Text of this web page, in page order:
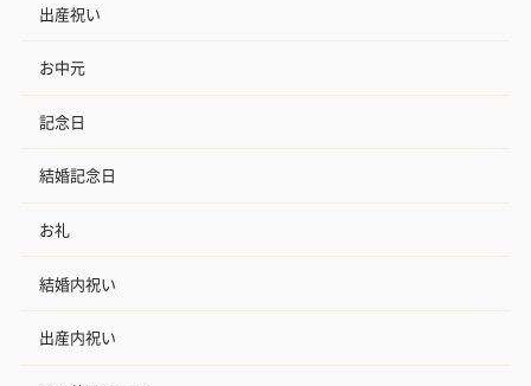
出産祝い
お中元
記念日
結婚記念日
お礼
結婚内祝い
出産内祝い